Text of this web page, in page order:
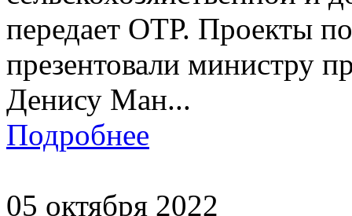
передает ОТР. Проекты
презентовали министру
Денису Ман...
Подробнее
05 октября 2022